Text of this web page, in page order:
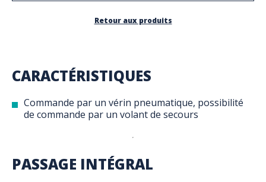
Retour aux produits
CARACTÉRISTIQUES
Commande par un vérin pneumatique, possibilité
de commande par un volant de secours
PASSAGE INTÉGRAL